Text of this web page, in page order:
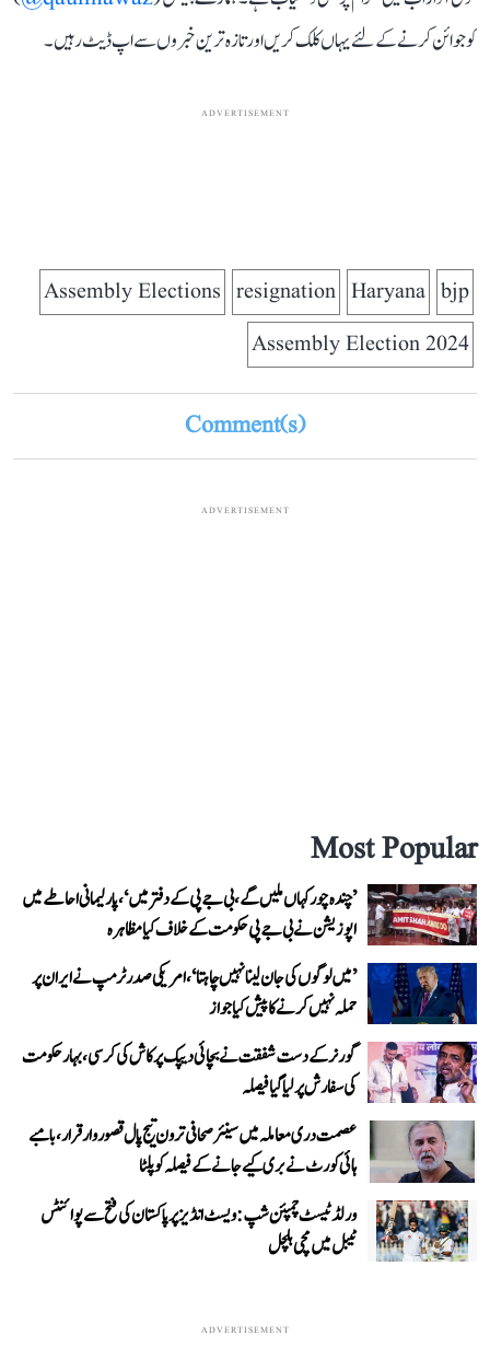
کو جوائن کرنے کے لئے یہاں کلک کریں اور تازہ ترین خبروں سے اپ ڈیٹ رہیں۔
ADVERTISEMENT
bjp
Haryana
resignation
Assembly Elections
Assembly Election 2024
Comment(s)
ADVERTISEMENT
Most Popular
’چندہ چور کہاں ملیں گے، بی جے پی کے دفتر میں‘، پارلیمانی احاطے میں
اپوزیشن نے بی جے پی حکومت کے خلاف کیا مظاہرہ
’میں لوگوں کی جان لینا نہیں چاہتا‘، امریکی صدر ٹرمپ نے ایران پر
حملہ نہیں کرنے کا پیش کیا جواز
گورنر کے دست شفقت نے بچائی دیپک پرکاش کی کرسی، بہار حکومت
کی سفارش پر لیا گیا فیصلہ
عصمت دری معاملہ میں سینئر صحافی ترون تیج پال قصوروار قرار، بامبے
ہائی کورٹ نے بری کیے جانے کے فیصلہ کو پلٹا
ورلڈ ٹیسٹ چمپئن شپ: ویسٹ انڈیز پر پاکستان کی فتح سے پوائنٹس
ٹیبل میں مچی ہلچل
ADVERTISEMENT